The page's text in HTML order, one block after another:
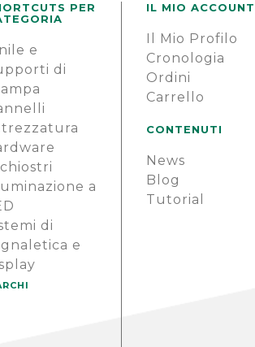
PER
e
di
a
di
e
IL MIO ACCOUNT
Il Mio Profilo
Cronologia
Ordini
Carrello
CONTENUTI
News
Blog
Tutorial